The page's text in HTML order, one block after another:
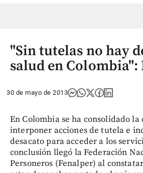
"Sin tutelas no hay
salud en Colombia":
30 de mayo de 2013
En Colombia se ha consolidado la
interponer acciones de tutela e
desacato para acceder a los
conclusión llegó la Federación
Personeros (Fenalper) al